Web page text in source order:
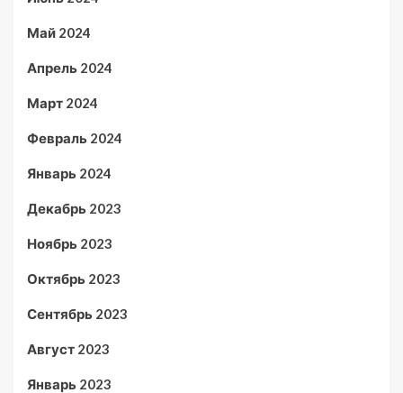
Май 2024
Апрель 2024
Март 2024
Февраль 2024
Январь 2024
Декабрь 2023
Ноябрь 2023
Октябрь 2023
Сентябрь 2023
Август 2023
Январь 2023